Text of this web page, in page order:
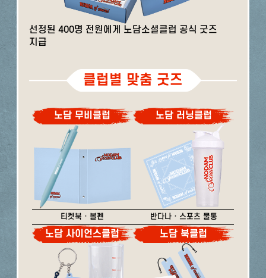
선정된 400명 전원에게 노담소셜클럽 공식 굿즈
지급
클럽별 맞춤 굿즈
노담 무비클럽
티켓북 · 볼펜
노담 러닝클럽
반다나 · 스포츠 물통
노담 사이언스클럽 노담 북클럽